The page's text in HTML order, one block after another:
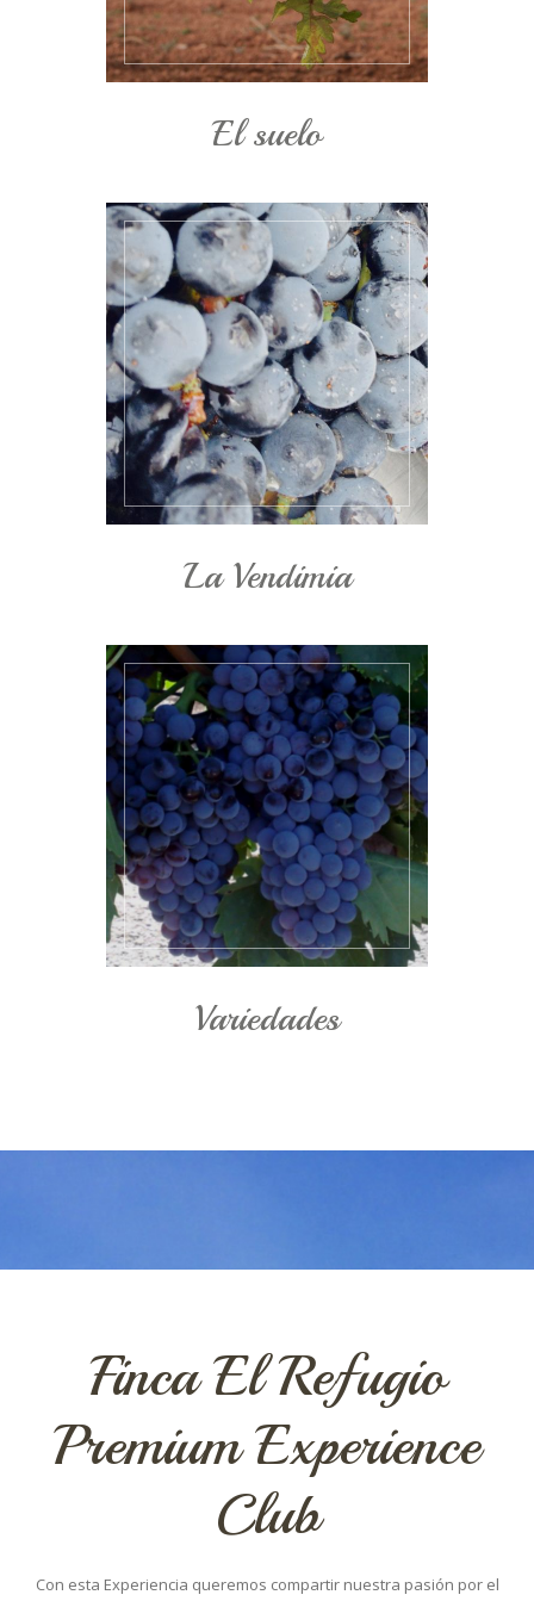
El suelo
La Vendimia
Variedades
Finca El Refugio
Premium Experience
Club
Con esta Experiencia queremos compartir nuestra pasión por el